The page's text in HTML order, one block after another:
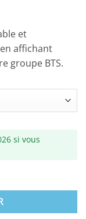
et
affichant
groupe BTS.
si vous